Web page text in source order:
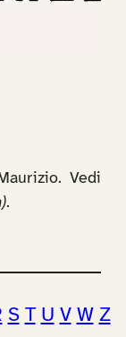
Vedi
.
S T U V W Z